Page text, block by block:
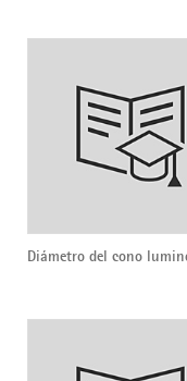
Diámetro del cono